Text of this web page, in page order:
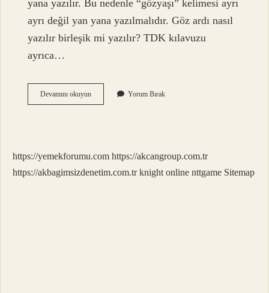
yana yazılır. Bu nedenle “gözyaşı” kelimesi ayrı
ayrı değil yan yana yazılmalıdır. Göz ardı nasıl
yazılır birleşik mi yazılır? TDK kılavuzu
ayrıca…
Devamını okuyunGözyaşları
Nasıl
Yorum Bırak
https://yemekforumu.com https://akcangroup.com.tr
https://akbagimsizdenetim.com.tr knight online nttgame Sitemap